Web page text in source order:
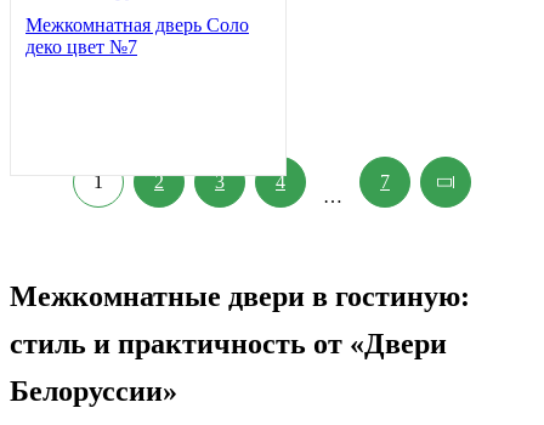
Межкомнатная дверь Соло
деко цвет №7
1 2 3 4
…
7
Межкомнатные двери в гостиную:
стиль и практичность от «Двери
Белоруссии»